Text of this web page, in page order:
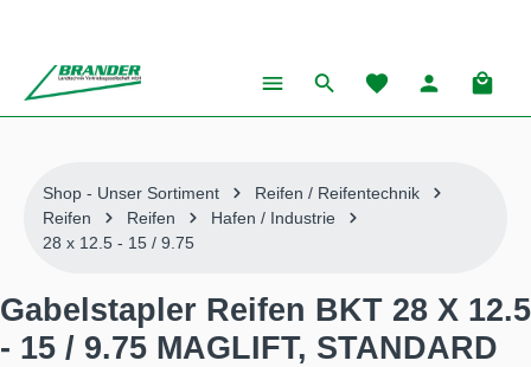
Shop - Unser Sortiment
Reifen / Reifentechnik
Reifen
Reifen
Hafen / Industrie
28 x 12.5 - 15 / 9.75
Gabelstapler Reifen BKT 28 X 12.5
- 15 / 9.75 MAGLIFT, STANDARD